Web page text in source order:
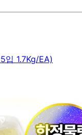
입 1.7Kg/EA)